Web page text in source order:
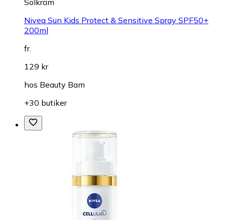
Nivea Sun Kids Protect & Sensitive Spray SPF50+
200ml
fr.
129 kr
hos Beauty Bam
+30 butiker